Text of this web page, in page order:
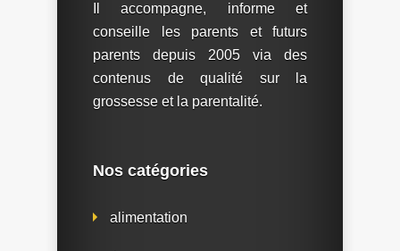
Il accompagne, informe et
conseille les parents et futurs
parents depuis 2005 via des
contenus de qualité sur la
grossesse et la parentalité.
Nos catégories
alimentation